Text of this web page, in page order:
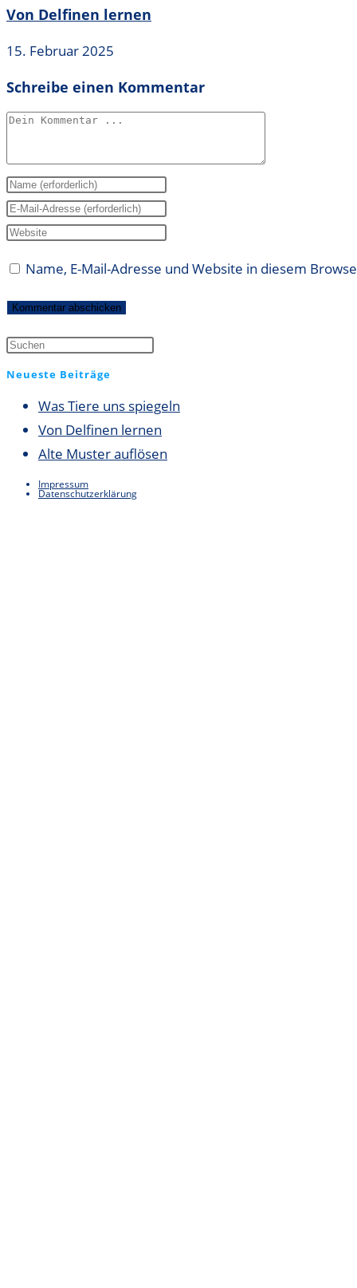
Von Delfinen lernen
15. Februar 2025
Schreibe einen Kommentar
Kommentieren
Gib
deinen
Namen
Benutzernamen
zum
ein
Gib
deine
Mail-
Adresse
Kommentieren
ein
Gib
Website-
URL
(optional)
Name, E-Mail-Adresse und Website in diesem
Neueste Beiträge
Was Tiere uns spiegeln
Von Delfinen lernen
Alte Muster auflösen
Impressum
Datenschutzerklärung